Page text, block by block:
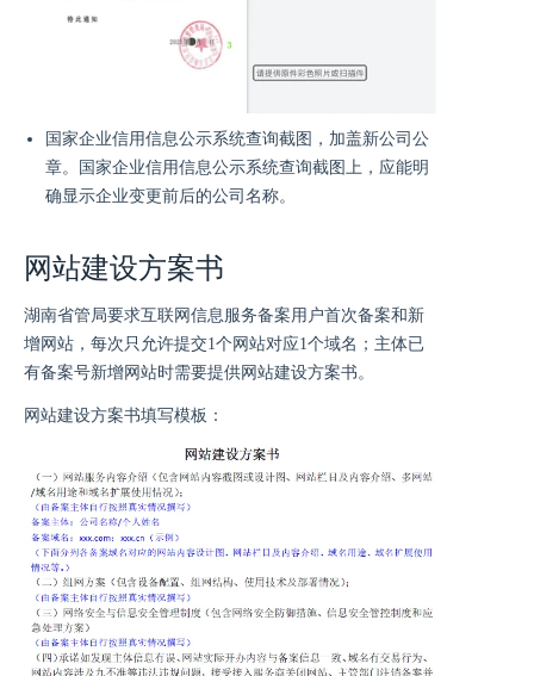
国家企业信用信息公示系统查询截图，加盖新公司公
章。国家企业信用信息公示系统查询截图上，应能明
确显示企业变更前后的公司名称。
网站建设方案书
湖南省管局要求互联网信息服务备案用户首次备案和新
增网站，每次只允许提交1个网站对应1个域名；主体已
有备案号新增网站时需要提供网站建设方案书。
网站建设方案书填写模板：